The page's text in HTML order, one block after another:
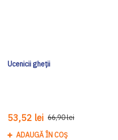
Ucenicii gheții
53,52 lei 66,90 lei
ADAUGĂ ÎN COȘ